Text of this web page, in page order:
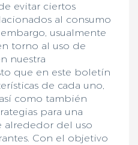
evitar ciertos
al consumo
usualmente
torno al uso de
nuestra
que en este boletín
de cada uno,
como también
para una
alrededor del uso
Con el objetivo